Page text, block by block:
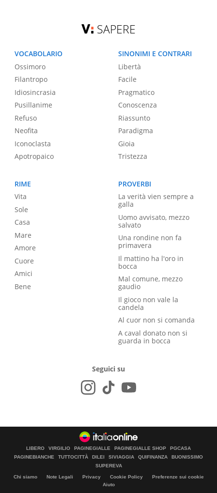
SAPERE
VOCABOLARIO
Ossimoro
Filantropo
Idiosincrasia
Pusillanime
Refuso
Neofita
Iconoclasta
Apotropaico
SINONIMI E CONTRARI
Libertà
Facile
Pragmatico
Conoscenza
Riassunto
Paradigma
Gioia
Tristezza
RIME
Vita
Sole
Casa
Mare
Amore
Cuore
Amici
Bene
PROVERBI
La verità vien sempre a
galla
Uomo avvisato, mezzo
salvato
Una rondine non fa
primavera
Il mattino ha l'oro in
bocca
Mal comune, mezzo
gaudio
Il gioco non vale la
candela
Al cuor non si comanda
A caval donato non si
guarda in bocca
Seguici su
LIBERO VIRGILIO PAGINEGIALLE PAGINEGIALLE SHOP
PGCASA
PAGINEBIANCHE
TUTTOCITTÀ DILEI SIVIAGGIA QUIFINANZA
BUONISSIMO
SUPEREVA
Chi siamo Note Legali Privacy Cookie Policy
Preferenze sui cookie
Aiuto